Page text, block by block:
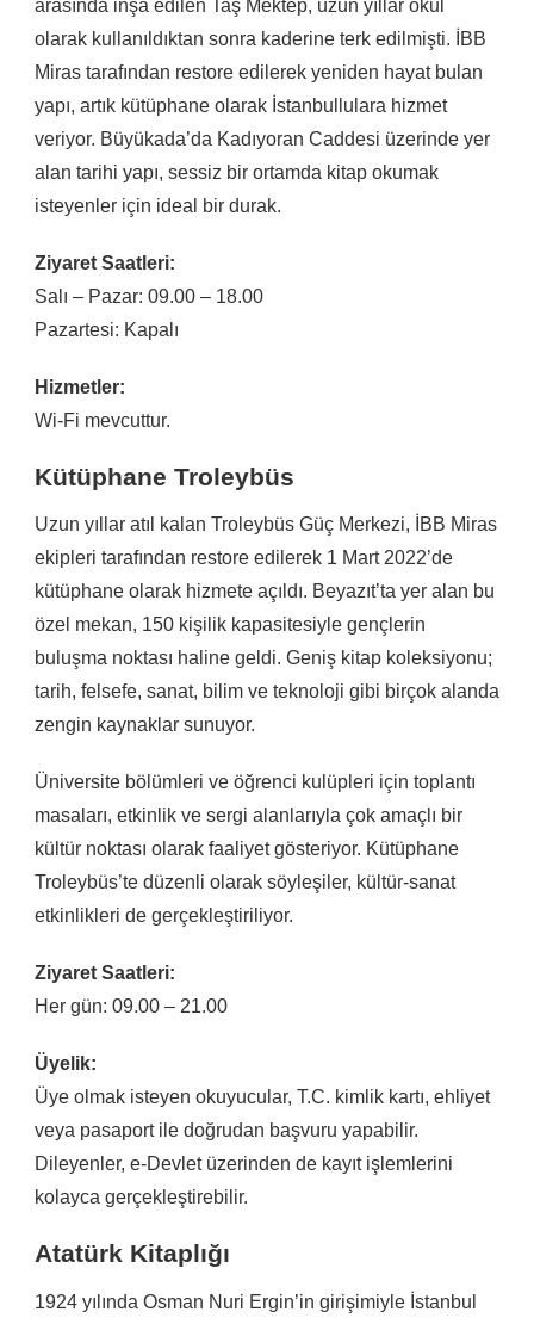
arasında inşa edilen Taş Mektep, uzun yıllar okul
olarak kullanıldıktan sonra kaderine terk edilmişti. İBB
Miras tarafından restore edilerek yeniden hayat bulan
yapı, artık kütüphane olarak İstanbullulara hizmet
veriyor. Büyükada’da Kadıyoran Caddesi üzerinde yer
alan tarihi yapı, sessiz bir ortamda kitap okumak
isteyenler için ideal bir durak.
Ziyaret Saatleri:
Salı – Pazar: 09.00 – 18.00
Pazartesi: Kapalı
Hizmetler:
Wi-Fi mevcuttur.
Kütüphane Troleybüs
Uzun yıllar atıl kalan Troleybüs Güç Merkezi, İBB Miras
ekipleri tarafından restore edilerek 1 Mart 2022’de
kütüphane olarak hizmete açıldı. Beyazıt’ta yer alan bu
özel mekan, 150 kişilik kapasitesiyle gençlerin
buluşma noktası haline geldi. Geniş kitap koleksiyonu;
tarih, felsefe, sanat, bilim ve teknoloji gibi birçok alanda
zengin kaynaklar sunuyor.
Üniversite bölümleri ve öğrenci kulüpleri için toplantı
masaları, etkinlik ve sergi alanlarıyla çok amaçlı bir
kültür noktası olarak faaliyet gösteriyor. Kütüphane
Troleybüs’te düzenli olarak söyleşiler, kültür-sanat
etkinlikleri de gerçekleştiriliyor.
Ziyaret Saatleri:
Her gün: 09.00 – 21.00
Üyelik:
Üye olmak isteyen okuyucular, T.C. kimlik kartı, ehliyet
veya pasaport ile doğrudan başvuru yapabilir.
Dileyenler, e-Devlet üzerinden de kayıt işlemlerini
kolayca gerçekleştirebilir.
Atatürk Kitaplığı
1924 yılında Osman Nuri Ergin’in girişimiyle İstanbul